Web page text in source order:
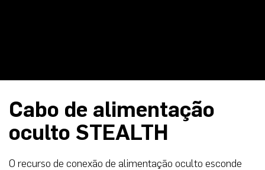
Cabo de alimentação
oculto STEALTH
O recurso de conexão de alimentação oculto esconde